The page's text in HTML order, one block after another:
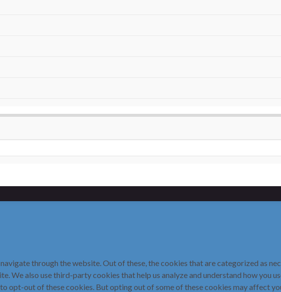
through the website. Out of these, the cookies that are categorized as
We also use third-party cookies that help us analyze and understand how you
opt-out of these cookies. But opting out of some of these cookies may affect